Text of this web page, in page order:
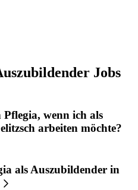
Jobs
Pflegia, wenn ich als
arbeiten möchte?
als Auszubildender in